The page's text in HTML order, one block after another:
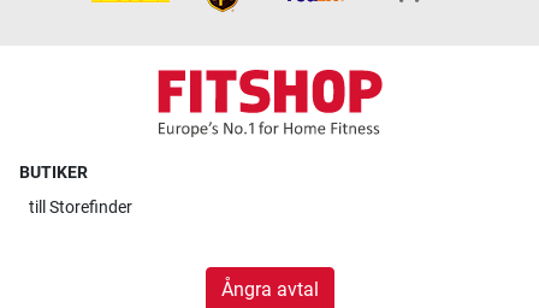
BUTIKER
till Storefinder
Ångra avtal